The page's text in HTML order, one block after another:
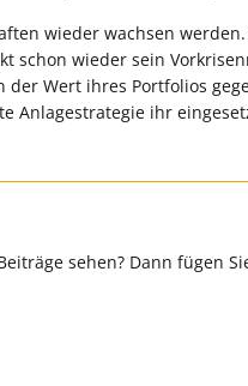
wieder wachsen
schon wieder sein
Wert ihres Portfolios
Anlagestrategie ihr
sehen? Dann fügen